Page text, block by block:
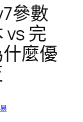
參數
vs 完
麼優